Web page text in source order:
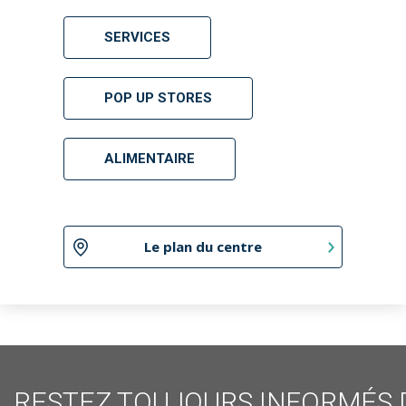
SERVICES
POP UP STORES
ALIMENTAIRE
Le plan du centre